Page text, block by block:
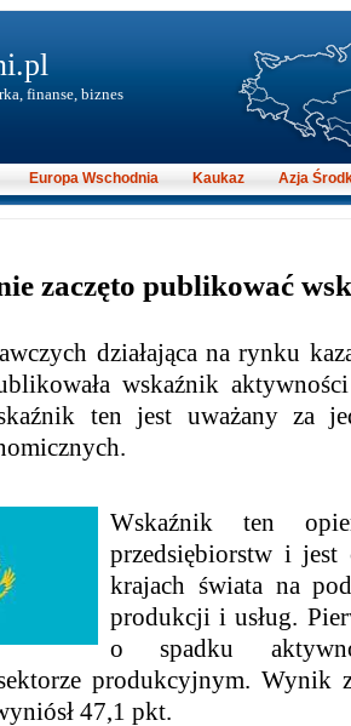
zaczęto publikować
działająca na rynku
wskaźnik
ten jest uważany za
Wskaźnik ten
przedsiębiorstw i
krajach świata na
produkcji i usług.
o spadku
produkcyjnym. Wynik
47,1 pkt.
finanse, biznes
Europa Wschodnia Kaukaz Azja